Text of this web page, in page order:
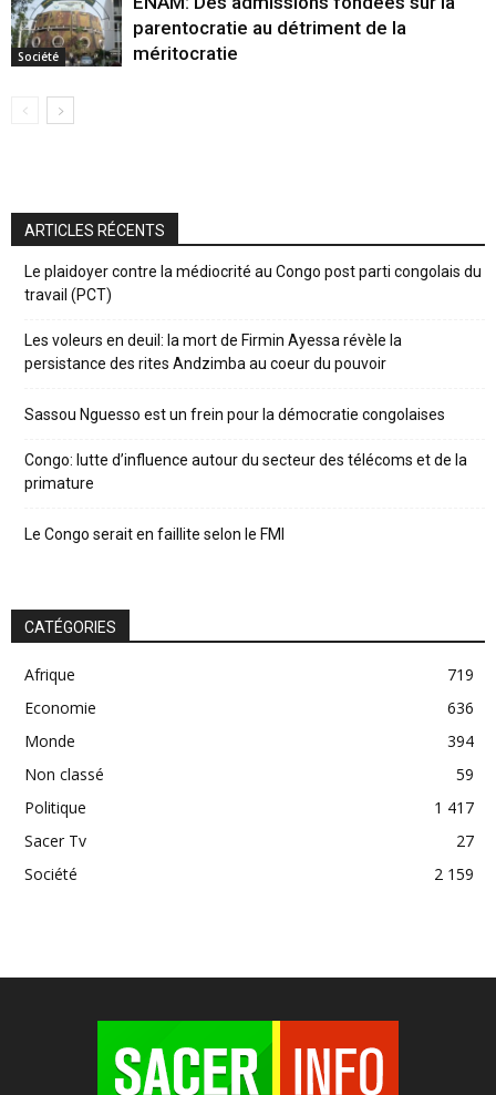
Société
parentocratie au détriment de la
méritocratie
ARTICLES RÉCENTS
Le plaidoyer contre la médiocrité au Congo post parti congolais du
travail (PCT)
Les voleurs en deuil: la mort de Firmin Ayessa révèle la
persistance des rites Andzimba au coeur du pouvoir
Sassou Nguesso est un frein pour la démocratie congolaises
Congo: lutte d’influence autour du secteur des télécoms et de la
primature
Le Congo serait en faillite selon le FMI
CATÉGORIES
Afrique
719
Economie
636
Monde
394
Non classé
59
Politique
1 417
Sacer Tv
27
Société
2 159